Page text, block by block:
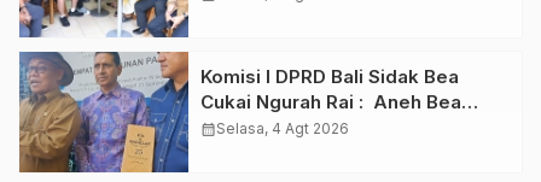
Komisi I DPRD Bali Sidak Bea
Cukai Ngurah Rai : Aneh Bea
Cukai Tolak berikan List Data
calendar_monthSelasa, 4 Agt 2026